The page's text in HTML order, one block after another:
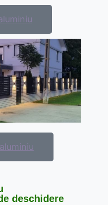
deschidere